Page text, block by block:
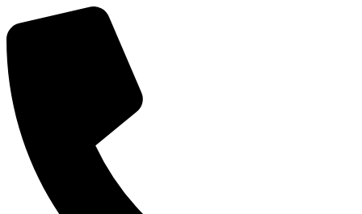
al
contenido